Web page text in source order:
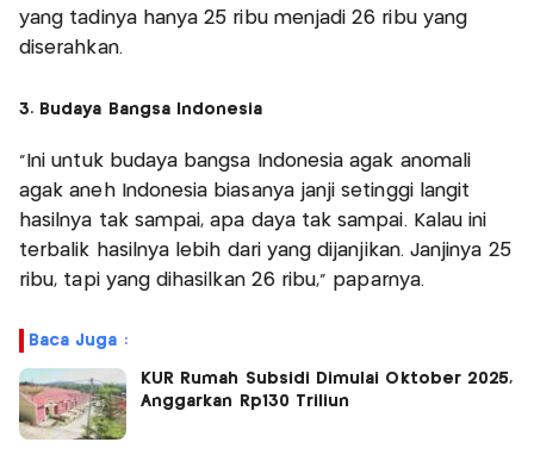
yang tadinya hanya 25 ribu menjadi 26 ribu yang
diserahkan.
3. Budaya Bangsa Indonesia
"Ini untuk budaya bangsa Indonesia agak anomali
agak aneh Indonesia biasanya janji setinggi langit
hasilnya tak sampai, apa daya tak sampai. Kalau ini
terbalik hasilnya lebih dari yang dijanjikan. Janjinya 25
ribu, tapi yang dihasilkan 26 ribu," paparnya.
Baca Juga :
KUR Rumah Subsidi Dimulai Oktober 2025,
Anggarkan Rp130 Triliun